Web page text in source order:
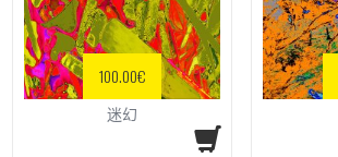
100.00€
迷幻